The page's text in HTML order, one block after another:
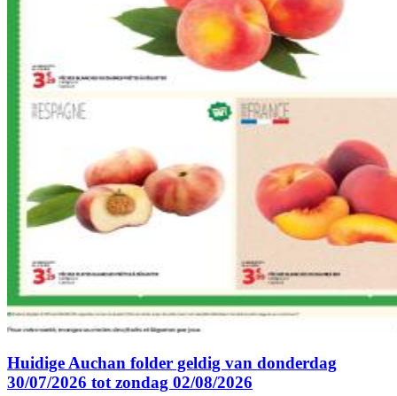
Huidige Auchan folder geldig van donderdag
30/07/2026 tot zondag 02/08/2026